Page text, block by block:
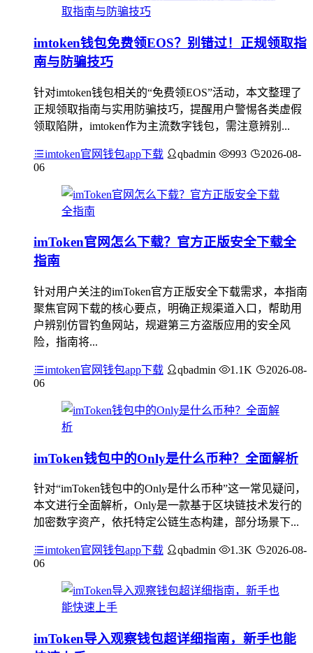
imtoken钱包免费领EOS？别错过！正规领取指
南与防骗技巧
针对imtoken钱包相关的“免费领EOS”活动，本文整理了
正规领取指南与实用防骗技巧，提醒用户警惕各类虚假
领取陷阱，imtoken作为主流数字钱包，需注意辨别...
imtoken官网钱包app下载 qbadmin 993
2026-08-
06
imToken官网怎么下载？官方正版安全下载全
指南
针对用户关注的imToken官方正版安全下载需求，本指南
聚焦官网下载的核心要点，明确正规渠道入口，帮助用
户辨别仿冒钓鱼网站，规避第三方盗版应用的安全风
险，指南将...
imtoken官网钱包app下载 qbadmin 1.1K
2026-08-
06
imToken钱包中的Only是什么币种？全面解析
针对“imToken钱包中的Only是什么币种”这一常见疑问，
本文进行全面解析，Only是一款基于区块链技术发行的
加密数字资产，依托特定公链生态构建，部分场景下...
imtoken官网钱包app下载 qbadmin 1.3K
2026-08-
06
imToken导入观察钱包超详细指南，新手也能